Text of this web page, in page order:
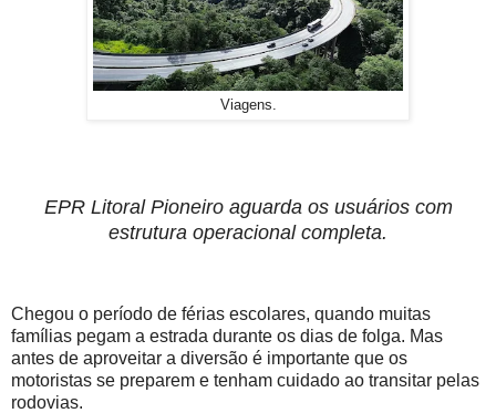
Viagens.
EPR Litoral Pioneiro aguarda os usuários com
estrutura operacional completa.
Chegou o período de férias escolares, quando muitas
famílias pegam a estrada durante os dias de folga. Mas
antes de aproveitar a diversão é importante que os
motoristas se preparem e tenham cuidado ao transitar pelas
rodovias.